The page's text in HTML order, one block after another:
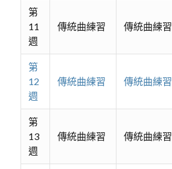
第
11
週
傳統曲練習 傳統曲練習
第
12
週
傳統曲練習 傳統曲練習
第
13
週
傳統曲練習 傳統曲練習